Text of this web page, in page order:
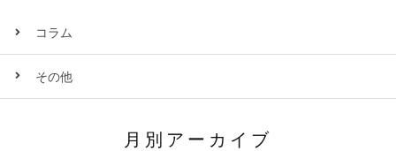
コラム
その他
月別アーカイブ